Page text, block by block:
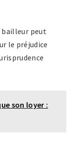
bailleur peut
le préjudice
son loyer :